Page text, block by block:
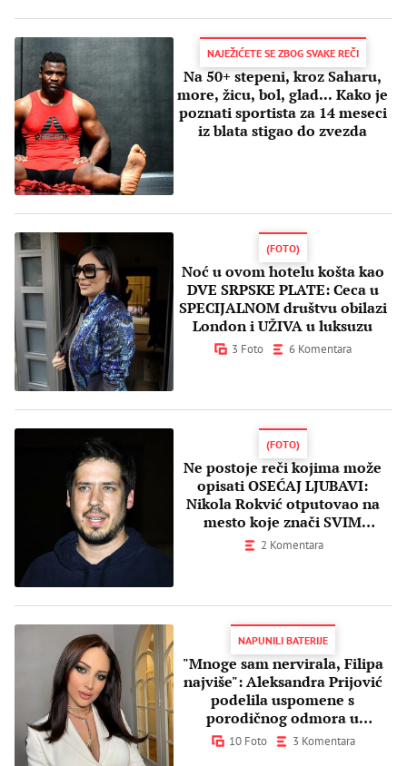
NAJEŽIĆETE SE ZBOG SVAKE REČI
Na 50+ stepeni, kroz Saharu,
more, žicu, bol, glad... Kako je
poznati sportista za 14 meseci
iz blata stigao do zvezda
(FOTO)
Noć u ovom hotelu košta kao
DVE SRPSKE PLATE: Ceca u
SPECIJALNOM društvu obilazi
London i UŽIVA u luksuzu
3 Foto 6 Komentara
(FOTO)
Ne postoje reči kojima može
opisati OSEĆAJ LJUBAVI:
Nikola Rokvić otputovao na
mesto koje znači SVIM
VERNICIMA
2 Komentara
NAPUNILI BATERIJE
"Mnoge sam nervirala, Filipa
najviše": Aleksandra Prijović
podelila uspomene s
porodičnog odmora u
Majamiju
10 Foto 3 Komentara